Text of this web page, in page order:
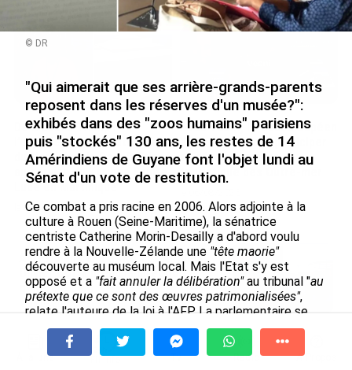
De Messi à Trump :
l’expérience internationale
du Martiniquais Benoît Etinof
au service du Karibea Sainte-
Luce en Martinique
le 07/08/2026
Avec VEENI, le Guadeloupéen
Yanis Foy entend participer
au développement
touristique des Outre-mer
Après 5 ans à la SARA aux Antilles,
Olivier Cotta prend la direction
générale de...
le 05/08/2026
En juin 2026, les prix à la
consommation diminuent à
À la une Tv Radio A Propos
© DR
"Qui aimerait que ses arrière-grands-parents
reposent dans les réserves d'un musée?":
exhibés dans des "zoos humains" parisiens
puis "stockés" 130 ans, les restes de 14
Amérindiens de Guyane font l'objet lundi au
Sénat d'un vote de restitution.
Ce combat a pris racine en 2006. Alors adjointe à la
culture à Rouen (Seine-Maritime), la sénatrice
centriste Catherine Morin-Desailly a d'abord voulu
rendre à la Nouvelle-Zélande une "tête maorie"
découverte au muséum local. Mais l'Etat s'y est
opposé et a "fait annuler la délibération"au tribunal "au
prétexte que ce sont des œuvres patrimonialisées",
relate l'auteure de la loi à l'AFP. La parlementaire se
penche alors sur le droit et découvre"deux lois
contradictoires":
l'inaliénabilité des
"collections
publiques"s'oppose à "l'article 16-1 du code civil"